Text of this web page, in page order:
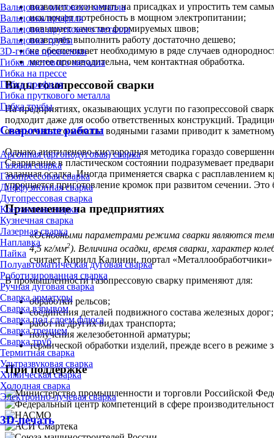
Вальцовка листового металла
Вальцовка профиля
Вальцовка пруткового металла
Вальцовка трубы
3D-гибка проволоки
Гибка листового металла
Гибка на прессе
Гибка профиля
Гибка пруткового металла
Гибка трубы
Сварочные работы
Аргонная (аргонодуговая) сварка
Газовая сварка
Газопрессовая сварка
Диффузионная сварка
Дугопрессовая сварка
Контактная сварка
Кузнечная сварка
Лазерная сварка
Наплавка
Пайка
Полуавтоматическая дуговая сварка
Роботизированная сварка
Ручная дуговая сварка
Сварка арматуры
Сварка взрывом
Сварка под слоем флюса
Сварка трением
Сварка труб
Термитная сварка
Ультразвуковая сварка
Химическая сварка
Холодная сварка
Электронно-лучевая сварка
3D-печать
позволит сэкономить на присадках и упростить тем
исключает потребность в мощном электропитании;
повышает качество формируемых швов;
позволяет выполнить работу достаточно дешево;
не обеспечивает необходимую в ряде случаев
менее производительна, чем контактная обработка.
Виды гозопрессовой сварки
На предприятиях, оказывающих услуги по газопрессовой
подходит даже для особо ответственных конструкций.
очень толстого металла водяными газами приводит к
Однако ацетиленово-кислородная методика гораздо
Сваривание в пластическом состоянии подразумевает
заданная осадка. Иногда применяется сварка с
упрощается приготовление кромок при развитом сечении.
Применение на предприятиях
«Основными параметрами режима сварки являются
4,5 кг/мм2). Величина осадки, время сварки, характер
считает Кирилл Калинин, портал «Металлообработчики»
В промышленности газопрессовую сварку применяют для:
обработки рельсов;
соединения деталей подвижного состава железных дорог;
работ на других видах транспорта;
получения железобетонной арматуры;
термической обработки изделий, прежде всего в режиме
При поддержке